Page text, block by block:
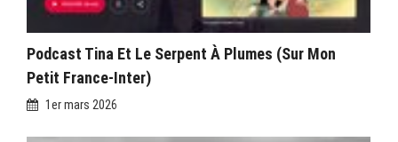
Podcast Tina Et Le Serpent À Plumes (sur Mon
Petit France-Inter)
1er mars 2026